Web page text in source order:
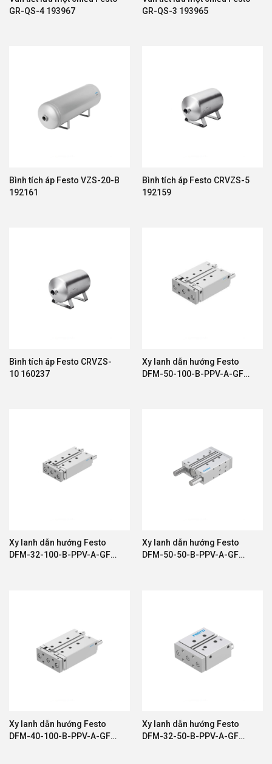
GR-QS-4 193967
GR-QS-3 193965
Bình tích áp Festo VZS-20-B
192161
Bình tích áp Festo CRVZS-5
192159
Bình tích áp Festo CRVZS-
10 160237
Xy lanh dẫn hướng Festo
DFM-50-100-B-PPV-A-GF
Xy lanh dẫn hướng Festo
DFM-32-100-B-PPV-A-GF
Xy lanh dẫn hướng Festo
DFM-50-50-B-PPV-A-GF
Xy lanh dẫn hướng Festo
DFM-40-100-B-PPV-A-GF
Xy lanh dẫn hướng Festo
DFM-32-50-B-PPV-A-GF